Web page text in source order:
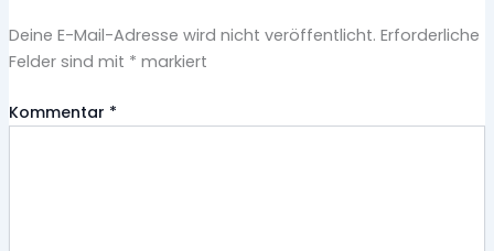
Deine E-Mail-Adresse wird nicht veröffentlicht. Erforderliche
Felder sind mit * markiert
Kommentar *